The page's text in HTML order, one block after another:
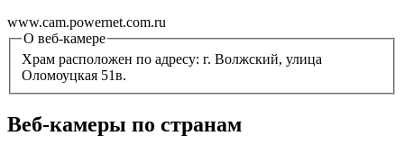
www.cam.powernet.com.ru
О веб-камере
Храм расположен по адресу: г. Волжский, улица
Оломоуцкая 51в.
Веб-камеры по странам